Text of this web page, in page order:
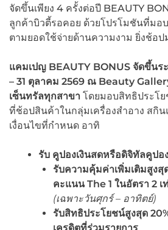
จัดขึ้นเพียง 4 ครั้งต่อปี BEAUTY
ลูกค้าบิวตี้รอคอย ด้วยโปรโมชันที่มอ
ตามยอดใช้จ่ายด้านความงาม ยิ่งช้อ
แคมเปญ BEAUTY BONUS จัดขึ้นร
– 31 ตุลาคม 2569 ณ Beauty
เซ็นทรัลทุกสาขา โดยมอบสิทธิประโ
ที่ช้อปสินค้าในกลุ่มเครื่องสำอาง สกิ
เงื่อนไขที่กำหนด อาทิ
รับ คูปองเงินสดหรือดิจิทัลคูปอ
รับความคุ้มค่าเพิ่มเติมสูงสุ
คะแนน The 1 ในอัตรา 2 เ
(เฉพาะวันศุกร์ – อาทิตย์)
รับสิทธิประโยชน์สูงสุด